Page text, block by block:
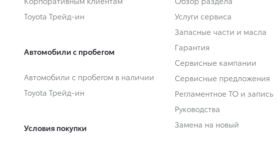
Toyota Трейд-ин
Автомобили с пробегом
Автомобили с пробегом в наличии
Toyota Трейд-ин
Условия покупки
Услуги сервиса
Запасные части и масла
Гарантия
Сервисные кампании
Сервисные предложения
Регламентное ТО и запись
Руководства
Замена на новый